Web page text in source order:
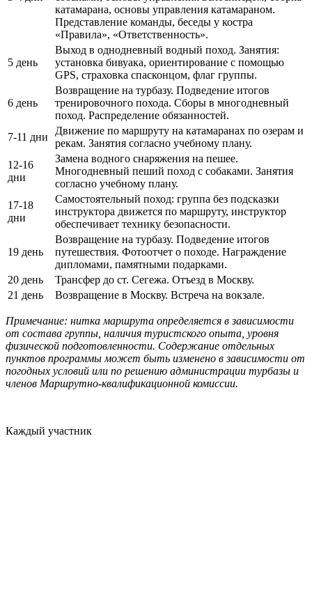
катамарана, основы управления катамараном.
Представление команды, беседы у костра
«Правила», «Ответственность».
5 день
Выход в однодневный водный поход. Занятия:
установка бивуака, ориентирование с помощью
GPS, страховка спасконцом, флаг группы.
6 день
Возвращение на турбазу. Подведение итогов
тренировочного похода. Сборы в многодневный
поход. Распределение обязанностей.
7-11 дни
Движение по маршруту на катамаранах по озерам и
рекам. Занятия согласно учебному плану.
12-16
дни
Замена водного снаряжения на пешее.
Многодневный пеший поход с собаками. Занятия
согласно учебному плану.
17-18
дни
Самостоятельный поход: группа без подсказки
инструктора движется по маршруту, инструктор
обеспечивает технику безопасности.
19 день
Возвращение на турбазу. Подведение итогов
путешествия. Фотоотчет о походе. Награждение
дипломами, памятными подарками.
20 день
Трансфер до ст. Сегежа. Отъезд в Москву.
21 день
Возвращение в Москву. Встреча на вокзале.
Примечание: нитка маршрута определяется в зависимости
от состава группы, наличия туристского опыта, уровня
физической подготовленности. Содержание отдельных
пунктов программы может быть изменено в зависимости от
погодных условий или по решению администрации турбазы и
членов Маршрутно-квалификационной комиссии.
Каждый участник